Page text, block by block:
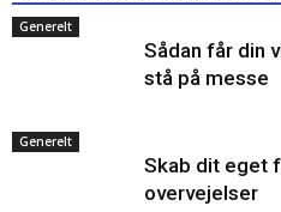
Generelt
Sådan får din
stå på messe
Generelt
Skab dit eget
overvejelser